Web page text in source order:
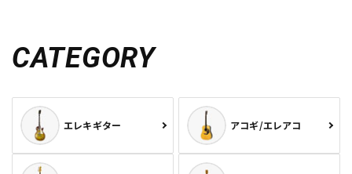
CATEGORY
エレキギター アコギ/エレアコ